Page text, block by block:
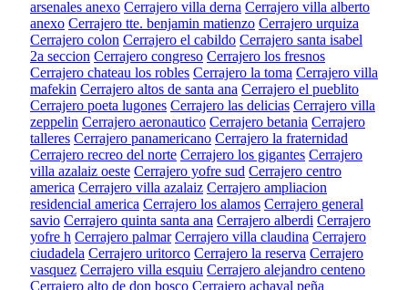
arsenales anexo Cerrajero villa derna Cerrajero villa alberto
anexo Cerrajero tte. benjamin matienzo Cerrajero urquiza
Cerrajero colon Cerrajero el cabildo Cerrajero santa isabel
2a seccion Cerrajero congreso Cerrajero los fresnos
Cerrajero chateau los robles Cerrajero la toma Cerrajero villa
mafekin Cerrajero altos de santa ana Cerrajero el pueblito
Cerrajero poeta lugones Cerrajero las delicias Cerrajero villa
zeppelin Cerrajero aeronautico Cerrajero betania Cerrajero
talleres Cerrajero panamericano Cerrajero la fraternidad
Cerrajero recreo del norte Cerrajero los gigantes Cerrajero
villa azalaiz oeste Cerrajero yofre sud Cerrajero centro
america Cerrajero villa azalaiz Cerrajero ampliacion
residencial america Cerrajero los alamos Cerrajero general
savio Cerrajero quinta santa ana Cerrajero alberdi Cerrajero
yofre h Cerrajero palmar Cerrajero villa claudina Cerrajero
ciudadela Cerrajero uritorco Cerrajero la reserva Cerrajero
vasquez Cerrajero villa esquiu Cerrajero alejandro centeno
Cerrajero alto de don bosco Cerrajero achaval peña